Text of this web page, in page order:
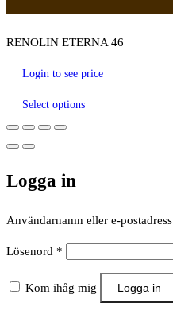
RENOLIN ETERNA 46
Login to see price
Select options
Logga in
Användarnamn eller e-postadress
Lösenord *
Kom ihåg mig Logga in